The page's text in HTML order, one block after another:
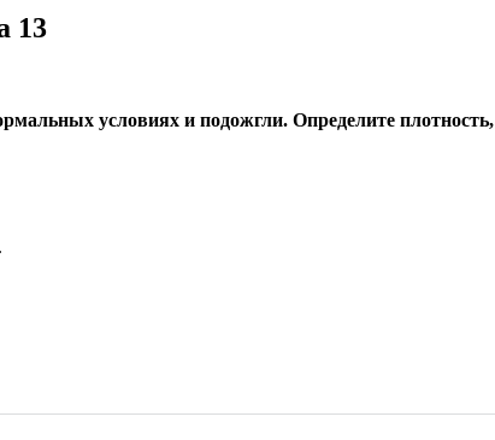
13
условиях и подожгли. Определите плотность,
.